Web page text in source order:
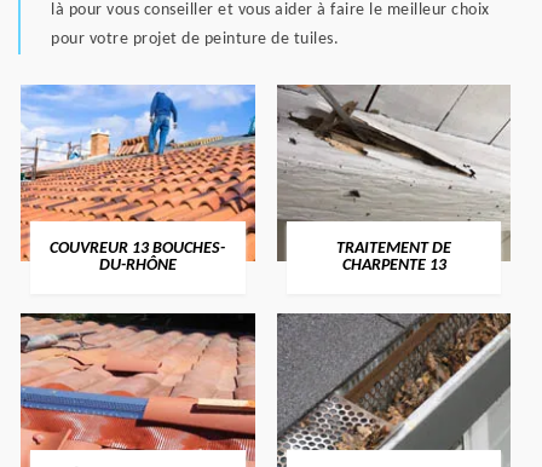
là pour vous conseiller et vous aider à faire le meilleur choix
pour votre projet de peinture de tuiles.
COUVREUR 13 BOUCHES-
DU-RHÔNE
TRAITEMENT DE
CHARPENTE 13